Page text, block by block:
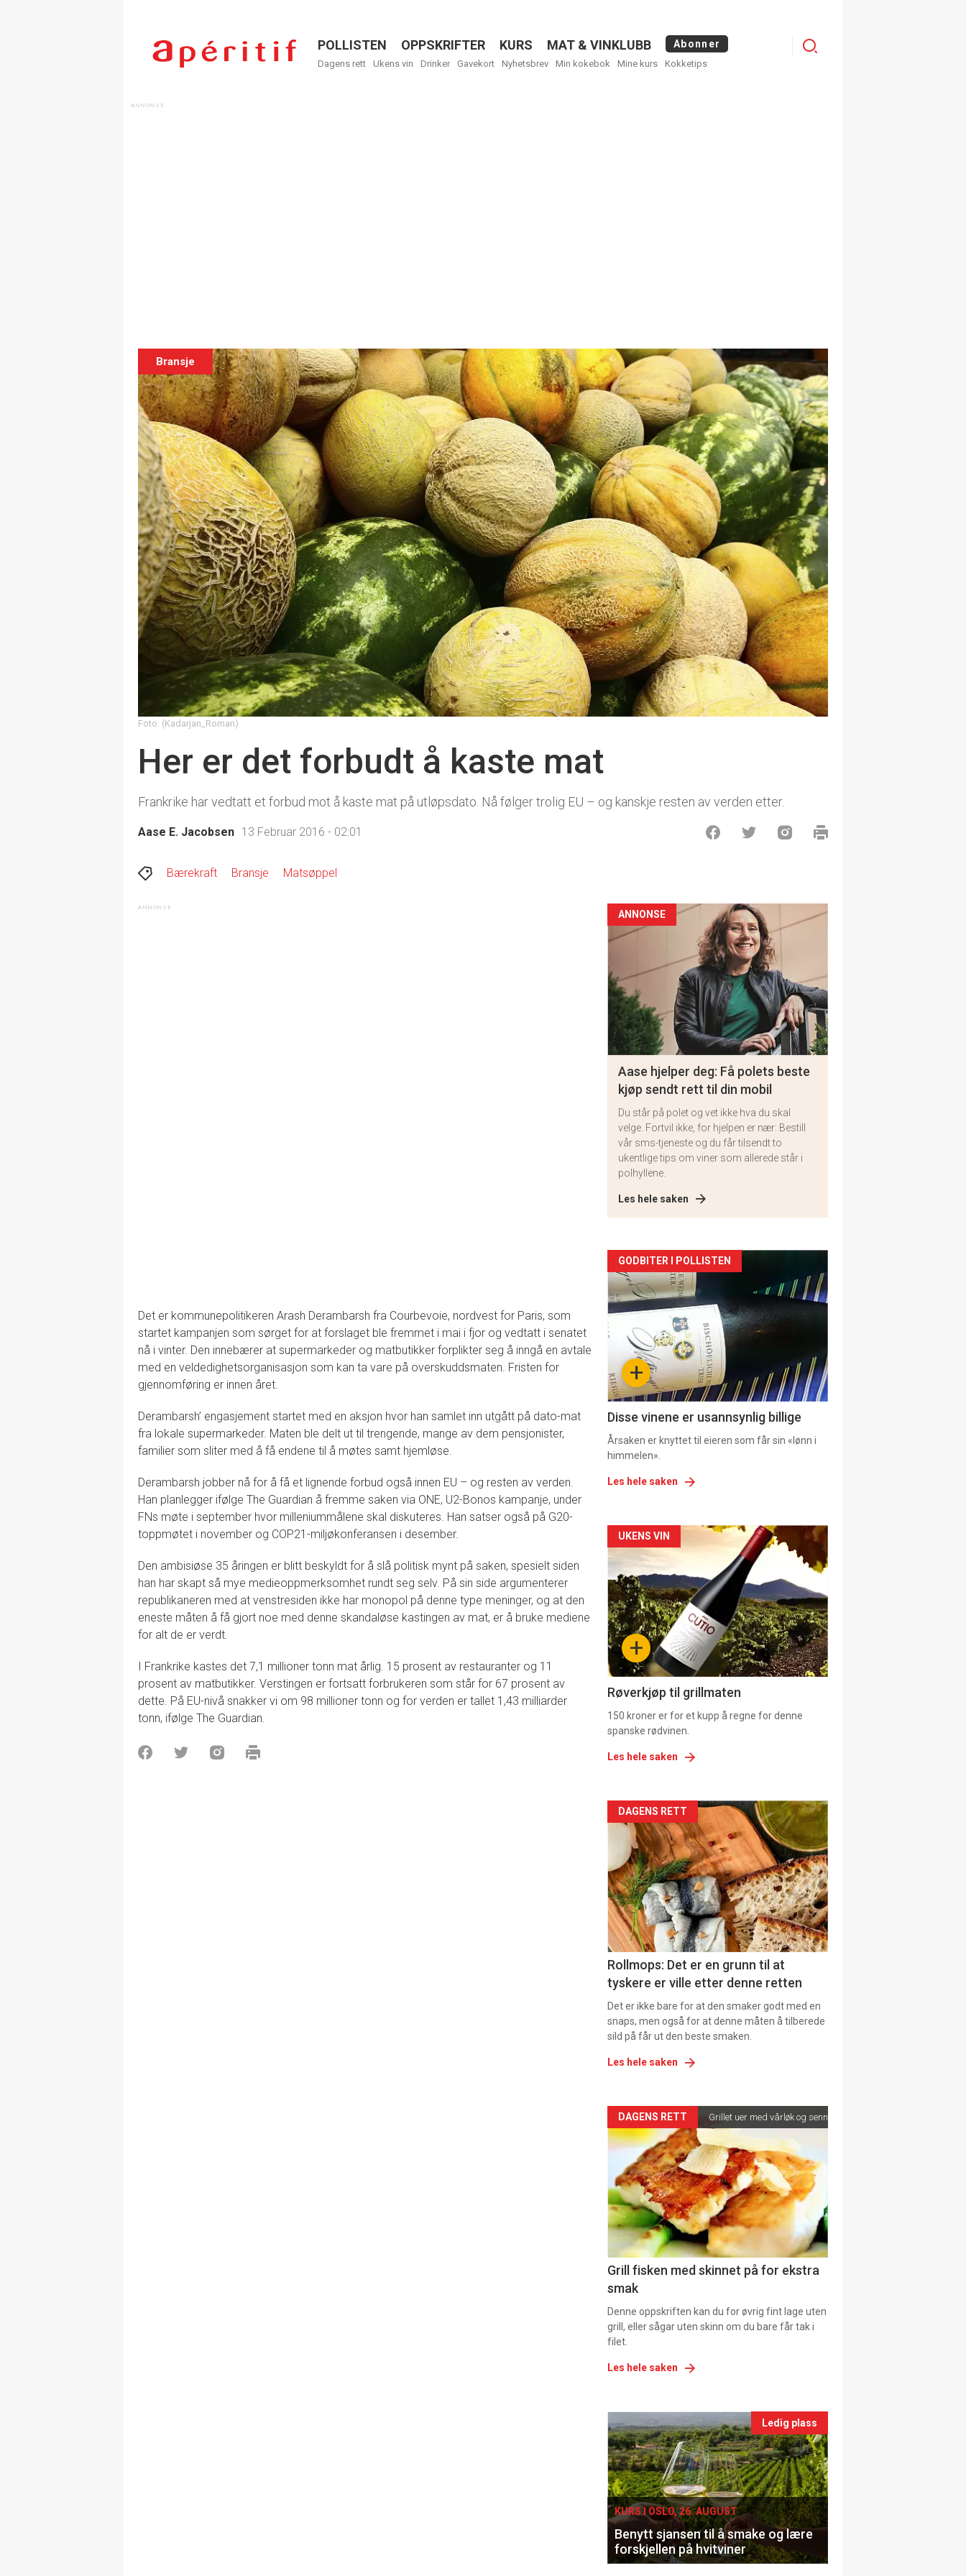
Menu
POLLISTEN OPPSKRIFTER KURS MAT & VINKLUBB Abonner
Dagens rett Ukens vin Drinker Gavekort Nyhetsbrev Min kokebok Mine kurs Kokketips
Logg
Bransje
Foto: (Kadarjan_Roman)
Her er det forbudt å kaste mat
Frankrike har vedtatt et forbud mot å kaste mat på utløpsdato. Nå følger trolig EU – og kanskje resten av verden etter.
Aase E. Jacobsen 13 Februar 2016 - 02:01
Bærekraft Bransje Matsøppel
Det er kommunepolitikeren Arash Derambarsh fra Courbevoie, nordvest for Paris, som
startet kampanjen som sørget for at forslaget ble fremmet i mai i fjor og vedtatt i senatet
nå i vinter. Den innebærer at supermarkeder og matbutikker forplikter seg å inngå en avtale
med en veldedighetsorganisasjon som kan ta vare på overskuddsmaten. Fristen for
gjennomføring er innen året.
Derambarsh’ engasjement startet med en aksjon hvor han samlet inn utgått på dato-mat
fra lokale supermarkeder. Maten ble delt ut til trengende, mange av dem pensjonister,
familier som sliter med å få endene til å møtes samt hjemløse.
Derambarsh jobber nå for å få et lignende forbud også innen EU – og resten av verden.
Han planlegger ifølge The Guardian å fremme saken via ONE, U2-Bonos kampanje, under
FNs møte i september hvor milleniummålene skal diskuteres. Han satser også på G20-
toppmøtet i november og COP21-miljøkonferansen i desember.
Den ambisiøse 35 åringen er blitt beskyldt for å slå politisk mynt på saken, spesielt siden
han har skapt så mye medieoppmerksomhet rundt seg selv. På sin side argumenterer
republikaneren med at venstresiden ikke har monopol på denne type meninger, og at den
eneste måten å få gjort noe med denne skandaløse kastingen av mat, er å bruke mediene
for alt de er verdt.
I Frankrike kastes det 7,1 millioner tonn mat årlig. 15 prosent av restauranter og 11
prosent av matbutikker. Verstingen er fortsatt forbrukeren som står for 67 prosent av
dette. På EU-nivå snakker vi om 98 millioner tonn og for verden er tallet 1,43 milliarder
tonn, ifølge The Guardian.
ANNONSE
Aase hjelper deg: Få polets beste
kjøp sendt rett til din mobil
Du står på polet og vet ikke hva du skal
velge. Fortvil ikke, for hjelpen er nær: Bestill
vår sms-tjeneste og du får tilsendt to
ukentlige tips om viner som allerede står i
polhyllene.
Les hele saken
Artikler
detail
-
section
11+
GODBITER I POLLISTEN
Disse vinene er usannsynlig billige
Årsaken er knyttet til eieren som får sin «lønn i
himmelen».
Les hele saken
Artikler
detail
-
section
11
Dagens
rett
+
UKENS VIN
Røverkjøp til grillmaten
150 kroner er for et kupp å regne for denne
spanske rødvinen.
Les hele saken
Artikler
detail
-
section
11
Dagens
rett
2
DAGENS RETT
Rollmops: Det er en grunn til at
tyskere er ville etter denne retten
Det er ikke bare for at den smaker godt med en
snaps, men også for at denne måten å tilberede
sild på får ut den beste smaken.
Les hele saken
Artikler
detail
-
section
11
Ukens
vin
DAGENS RETT Grillet uer med vårløk og sennepsvinaigrette
Grill fisken med skinnet på for ekstra
smak
Denne oppskriften kan du for øvrig fint lage uten
grill, eller sågar uten skinn om du bare får tak i
filet.
Les hele saken
Events
single
Ledig plass
KURS I OSLO, 26. AUGUST
Benytt sjansen til å smake og lære
forskjellen på hvitviner